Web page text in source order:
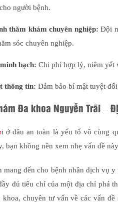
người bệnh.
thăm khám chuyên nghiệp:Đội
sóc chuyên nghiệp.
bạch: Chi phí hợp lý, niêm yết
thông tin: Đảm bảo bí mật tuyệt
Đa khoa Nguyễn Trãi –
i ở đâu an toàn là yếu tố vô cùng
bạn không nên xem nhẹ vấn đề
mang đến cho bệnh nhân dịch vụ
đủ tiêu chí của một địa chỉ phá
khoa, chuyên tư vấn về các vấn